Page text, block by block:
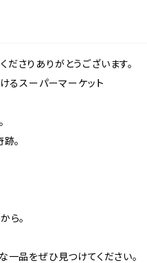
ださりありがとうございます。
るスーパーマーケット
。
ら。
品をぜひ見つけてください。